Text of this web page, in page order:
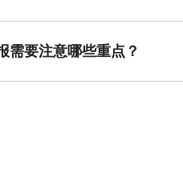
需要注意哪些重点？